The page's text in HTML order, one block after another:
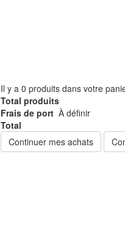
Il y a 0 produits dans votre
Total produits
Frais de port À définir
Total
Continuer mes achats